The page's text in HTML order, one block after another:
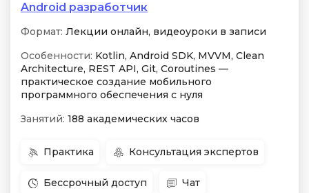
Android разработчик
Формат: Лекции онлайн, видеоуроки в записи
Особенности: Kotlin, Android SDK, MVVM, Clean
Architecture, REST API, Git, Coroutines —
практическое создание мобильного
программного обеспечения с нуля
Занятий: 188 академических часов
Практика Консультация экспертов
Бессрочный доступ Чат